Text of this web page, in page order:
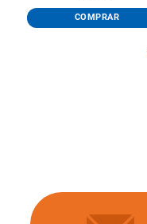
COMPRAR